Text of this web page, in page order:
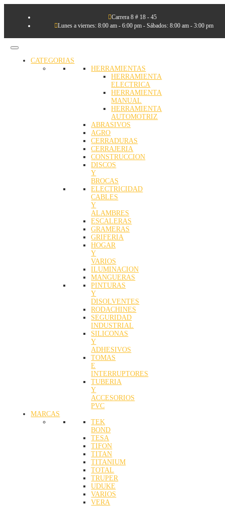
Carrera 8 # 18 - 45
Lunes a viernes: 8:00 am - 6:00 pm - Sábados: 8:00 am - 3:00 pm
CATEGORIAS
HERRAMIENTAS
HERRAMIENTA
ELECTRICA
HERRAMIENTA
MANUAL
HERRAMIENTA
AUTOMOTRIZ
ABRASIVOS
AGRO
CERRADURAS
CERRAJERIA
CONSTRUCCION
DISCOS
Y
BROCAS
ELECTRICIDAD
CABLES
Y
ALAMBRES
ESCALERAS
GRAMERAS
GRIFERIA
HOGAR
Y
VARIOS
ILUMINACION
MANGUERAS
PINTURAS
Y
DISOLVENTES
RODACHINES
SEGURIDAD
INDUSTRIAL
SILICONAS
Y
ADHESIVOS
TOMAS
E
INTERRUPTORES
TUBERIA
Y
ACCESORIOS
PVC
MARCAS
TEK
BOND
TESA
TIFON
TITAN
TITANIUM
TOTAL
TRUPER
UDUKE
VARIOS
VERA